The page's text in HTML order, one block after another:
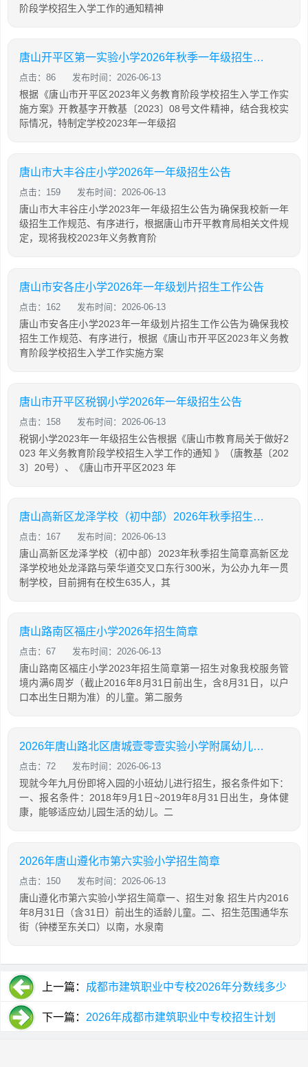
阶段学校招生入学工作的通知精神
唐山开平区第一实验小学2026年秋季一年级招生工作公告
点击：86 发布时间：2026-06-13
根据《唐山市开平区2023年义务教育阶段学校招生入学工作实
施方案》开教基字开教基〔2023〕08号文件精神，结合我校实
际情况，特制定学校2023年一年级招
唐山市大丰谷庄小学2026年一年级招生公告
点击：159 发布时间：2026-06-13
唐山市大丰谷庄小学2023年一年级招生公告为确保我校新一年
级招生工作规范、有序进行，根据唐山市开平教育局相关文件规
定，现将我校2023年义务教育阶
唐山市安各庄小学2026年一年级划片招生工作公告
点击：162 发布时间：2026-06-13
唐山市安各庄小学2023年一年级划片招生工作公告为确保我校
招生工作规范、有序进行，根据《唐山市开平区2023年义务教
育阶段学校招生入学工作实施方案
唐山市开平区税钢小学2026年一年级招生公告
点击：158 发布时间：2026-06-13
税钢小学2023年一年级招生公告根据《唐山市教育局关于做好2
023 年义务教育阶段学校招生入学工作的通知 》（唐教基〔202
3〕20号）、《唐山市开平区2023 年
唐山高新区龙泽学校（初中部）2026年秋季招生简章
点击：167 发布时间：2026-06-13
唐山高新区龙泽学校（初中部）2023年秋季招生简章高新区龙
泽学校地处龙泽路与荣华道交叉口东行300米，为公办九年一贯
制学校，目前拥有在校生635人，其
唐山路南区福庄小学2026年招生简章
点击：67 发布时间：2026-06-13
唐山路南区福庄小学2023年招生简章第一招生对象我校服务管
境内满6周岁（截止2016年8月31日前出生，含8月31日，以户
口本出生日期为准）的儿童。第二服务
2026年唐山路北区唐城壹零壹实验小学附属幼儿园招生简章
点击：72 发布时间：2026-06-13
现就今年九月份即将入园的小班幼儿进行招生，报名条件如下：
一、报名条件：2018年9月1日~2019年8月31日出生，身体健
康，能够适应幼儿园生活的幼儿。二
2026年唐山遵化市第六实验小学招生简章
点击：150 发布时间：2026-06-13
唐山遵化市第六实验小学招生简章一、招生对象 招生片内2016
年8月31日（含31日）前出生的适龄儿童。二、招生范围通华东
街（钟楼至东关口）以南，水泉南
上一篇： 成都市建筑职业中专校2026年分数线多少
下一篇： 2026年成都市建筑职业中专校招生计划